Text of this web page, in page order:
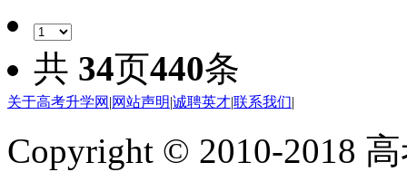
共 34页440条
关于高考升学网 |网站声明|诚聘英才|联系我们|
Copyright © 2010-2018